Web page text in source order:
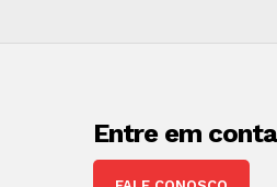
Entre em